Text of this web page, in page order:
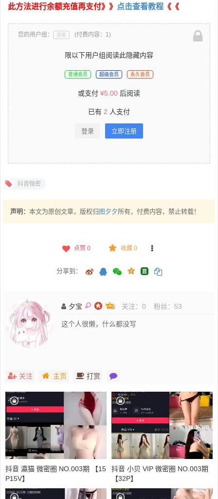
此方法进行余额充值再支付》》 点击查看教程 《《
您的用户组： 游客 (付费内容：1)
限以下用户组阅读此隐藏内容
普通会员 超级会员 永久会员
或支付 ¥5.00 后阅读
已有 2 人支付
登录 立即注册
抖音微密
声明： 本文为原创文章，版权归 图夕夕所有，付费内容，禁止转载！
点赞 0 收藏 0
分享到：
夕宝 关注： 0 粉丝： 53
这个人很懒，什么都没写
关注 主页 打赏
抖音 瀛猫 微密圈 NO.003期 【15
P15V】
抖音 小贝 VIP 微密圈 NO.003期
【32P】